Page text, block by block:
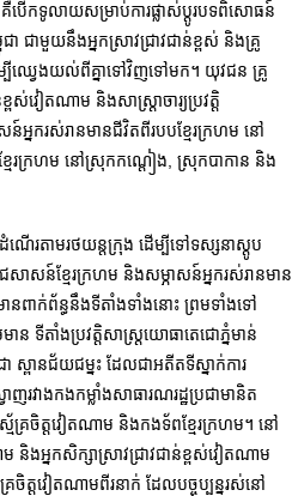
គឺបើកទូលាយសម្រាប់ការផ្លាស់ប្តូរបទពិសោធន៍
ជា ជាមួយនឹងអ្នកស្រាវជ្រាវជាន់ខ្ពស់ និងគ្រូ
ម្បីឈ្វេងយល់ពីគ្នាទៅវិញទៅមក។ យុវជន គ្រូ
ពស់វៀតណាម និងសាស្រ្តាចារ្យប្រវត្តិ
នករស់រានមានជីវិតពីរបបខ្មែរក្រហម នៅ
ខ្មែរក្រហម នៅស្រុកកណ្តៀង, ស្រុកបាកាន និង
ណើរតាមរថយន្តក្រុង ដើម្បីទៅទស្សនាស្តូប
ាសន៍ខ្មែរក្រហម និងសម្ភាសន៍អ្នករស់រានមាន
ពាក់ព័ន្ធនឹងទីតាំងទាំងនោះ ព្រមទាំងទៅ
ាន ទីតាំងប្រវត្តិសាស្ត្រយោធាតេជោភ្នំមាន់
ស្ពានជ័យជម្នះ ដែលជាអតីតទីស្នាក់ការ
រវាងកងកម្លាំងសាធារណរដ្ឋប្រជាមានិត
ម័គ្រចិត្តវៀតណាម និងកងទ័ព​ខ្មែរ​ក្រហម។ នៅ
ម និងអ្នកសិក្សាស្រាវជ្រាវជាន់ខ្ពស់វៀតណាម
ត្តវៀតណាមពីរនាក់ ដែលបច្ចុប្បន្នរស់នៅ